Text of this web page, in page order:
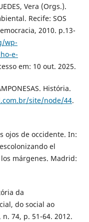
Vera (Orgs.).
Recife: SOS
2010. p.13-
wp-
e-
em: 10 out. 2025.
História.
site/node/44.
ojos de occidente. In:
el
márgenes. Madrid:
da
do social ao
74, p. 51-64. 2012.